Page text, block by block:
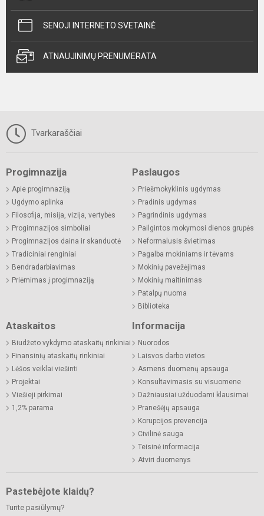
SENOJI INTERNETO SVETAINĖ
ATNAUJINIMŲ PRENUMERATA
Tvarkaraščiai
Progimnazija
Apie progimnaziją
Ugdymo aplinka
Filosofija, misija, vizija, vertybės
Progimnazijos simboliai
Progimnazijos daina ir skanduotė
Tradiciniai renginiai
Bendradarbiavimas
Priėmimas į progimnaziją
Paslaugos
Priešmokyklinis ugdymas
Pradinis ugdymas
Pagrindinis ugdymas
Pailgintos mokymosi dienos grupės
Neformalusis švietimas
Pagalba mokiniams ir tėvams
Mokinių pavežėjimas
Mokinių maitinimas
Patalpų nuoma
Biblioteka
Ataskaitos
Biudžeto vykdymo ataskaitų rinkiniai
Finansinių ataskaitų rinkiniai
Lėšos veiklai viešinti
Projektai
Viešieji pirkimai
1,2% parama
Informacija
Nuorodos
Laisvos darbo vietos
Asmens duomenų apsauga
Konsultavimasis su visuomene
Dažniausiai užduodami klausimai
Pranešėjų apsauga
Korupcijos prevencija
Civilinė sauga
Teisinė informacija
Atviri duomenys
Pastebėjote klaidų?
Turite pasiūlymų?